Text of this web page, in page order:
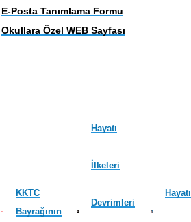
E-Posta Tanımlama Formu
Okullara Özel WEB Sayfası
KKTC
Bayrağının
Hayatı
İlkeleri
Devrimleri
Hayatı